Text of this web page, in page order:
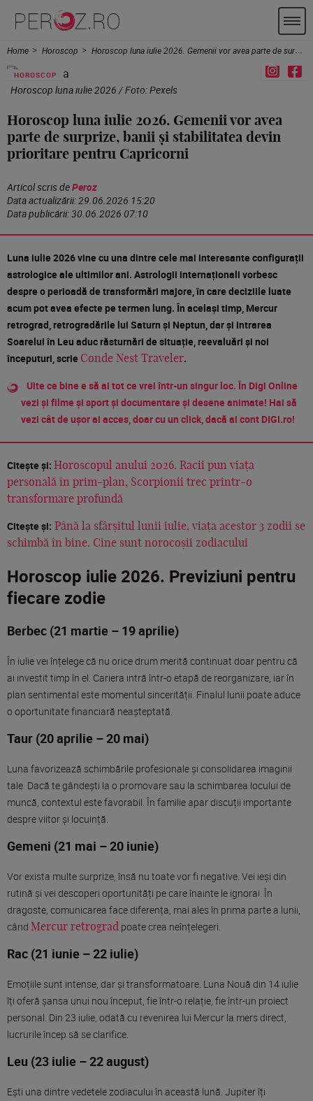
Home Horoscop Horoscop luna iulie 2026. Gemenii vor avea parte de surprize, banii și stabilitatea devin prioritare pentru Capricorni
HOROSCOP
Horoscop luna iulie 2026 / Foto: Pexels
Horoscop luna iulie 2026. Gemenii vor avea
parte de surprize, banii și stabilitatea devin
prioritare pentru Capricorni
Articol scris dePeroz
Data actualizării:29.06.2026 15:20
Data publicării:30.06.2026 07:10
Luna iulie 2026 vine cu una dintre cele mai interesante configurații
astrologice ale ultimilor ani. Astrologii internaționali vorbesc
despre o perioadă de transformări majore, în care deciziile luate
acum pot avea efecte pe termen lung. În același timp, Mercur
retrograd, retrogradările lui Saturn și Neptun, dar și intrarea
Soarelui în Leu aduc răsturnări de situație, reevaluări și noi
începuturi, scrie Conde Nest Traveler.
Uite ce bine e să ai tot ce vrei într-un singur loc. În Digi Online
vezi și filme și sport și documentare și desene animate! Hai să
vezi cât de ușor ai acces, doar cu un click, dacă ai cont DIGI.ro!
Citește și: Horoscopul anului 2026. Racii pun viața
personală în prim-plan, Scorpionii trec printr-o
transformare profundă
Citește și: Până la sfârșitul lunii iulie, viața acestor 3 zodii se
schimbă în bine. Cine sunt norocoșii zodiacului
Horoscop iulie 2026. Previziuni pentru
fiecare zodie
Berbec (21 martie – 19 aprilie)
În iulie vei înțelege că nu orice drum merită continuat doar pentru că
ai investit timp în el. Cariera intră într-o etapă de reorganizare, iar în
plan sentimental este momentul sincerității. Finalul lunii poate aduce
o oportunitate financiară neașteptată.
Taur (20 aprilie – 20 mai)
Luna favorizează schimbările profesionale și consolidarea imaginii
tale. Dacă te gândești la o promovare sau la schimbarea locului de
muncă, contextul este favorabil. În familie apar discuții importante
despre viitor și locuință.
Gemeni (21 mai – 20 iunie)
Vor exista multe surprize, însă nu toate vor fi negative. Vei ieși din
rutină și vei descoperi oportunități pe care înainte le ignorai. În
dragoste, comunicarea face diferența, mai ales în prima parte a lunii,
când Mercur retrograd poate crea neînțelegeri.
Rac (21 iunie – 22 iulie)
Emoțiile sunt intense, dar și transformatoare. Luna Nouă din 14 iulie
îți oferă șansa unui nou început, fie într-o relație, fie într-un proiect
personal. Din 23 iulie, odată cu revenirea lui Mercur la mers direct,
lucrurile încep să se clarifice.
Leu (23 iulie – 22 august)
Ești una dintre vedetele zodiacului în această lună. Jupiter îți